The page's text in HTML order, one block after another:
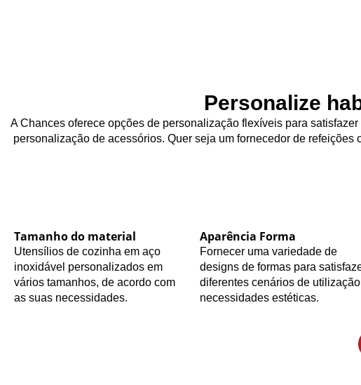
Personalize
A Chances oferece opções de personalização flexíveis para
personalização de acessórios. Quer seja um fornecedor de
Tamanho do material
Utensílios de cozinha em aço
inoxidável personalizados em
vários tamanhos, de acordo com
as suas necessidades.
Aparência Forma
Fornecer uma variedade de
designs de formas para
diferentes cenários de
necessidades estéticas.